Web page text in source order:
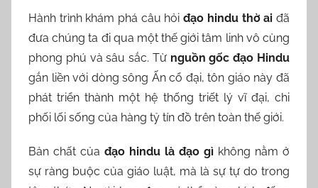
Hành trình khám phá câu hỏiđạo hindu thờ ai đã
đưa chúng ta đi qua một thế giới tâm linh vô cùng
phong phú và sâu sắc. Từ nguồn gốc đạo Hindu
gắn liền với dòng sông Ấn cổ đại, tôn giáo này đã
phát triển thành một hệ thống triết lý vĩ đại, chi
phối lối sống của hàng tỷ tín đồ trên toàn thế giới.
Bản chất của đạo hindu là đạo gì không nằm ở
sự ràng buộc của giáo luật, mà là sự tự do trong